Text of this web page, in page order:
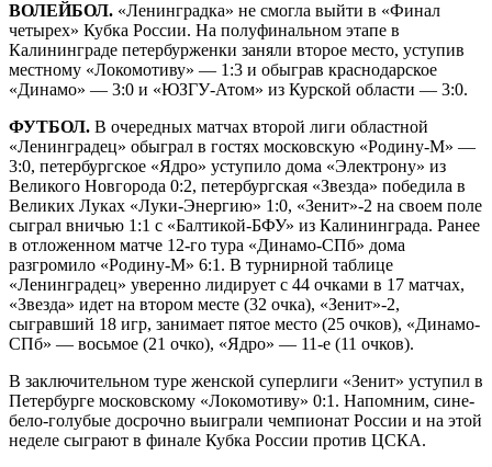
ВОЛЕЙБОЛ. «Ленинградка» не смогла выйти в «Финал
четырех» Кубка России. На полуфинальном этапе в
Калининграде петербурженки заняли второе место, уступив
местному «Локомотиву» — 1:3 и обыграв краснодарское
«Динамо» — 3:0 и «ЮЗГУ-Атом» из Курской области — 3:0.
ФУТБОЛ. В очередных матчах второй лиги областной
«Ленинградец» обыграл в гостях московскую «Родину-М» —
3:0, петербургское «Ядро» уступило дома «Электрону» из
Великого Новгорода 0:2, петербургская «Звезда» победила в
Великих Луках «Луки-Энергию» 1:0, «Зенит»-2 на своем поле
сыграл вничью 1:1 с «Балтикой-БФУ» из Калининграда. Ранее
в отложенном матче 12‑го тура «Динамо-СПб» дома
разгромило «Родину-М» 6:1. В турнирной таблице
«Ленинградец» уверенно лидирует с 44 очками в 17 матчах,
«Звезда» идет на втором месте (32 очка), «Зенит»-2,
сыгравший 18 игр, занимает пятое место (25 очков), «Динамо-
СПб» — восьмое (21 очко), «Ядро» — 11‑е (11 очков).
В заключительном туре женской суперлиги «Зенит» уступил в
Петербурге московскому «Локомотиву» 0:1. Напомним, сине-
бело-голубые досрочно выиграли чемпионат России и на этой
неделе сыграют в финале Кубка России против ЦСКА.